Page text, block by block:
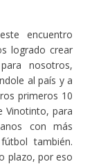
encuentro
logrado crear
nosotros,
al país y a
primeros 10
Vinotinto, para
con más
también.
plazo, por eso